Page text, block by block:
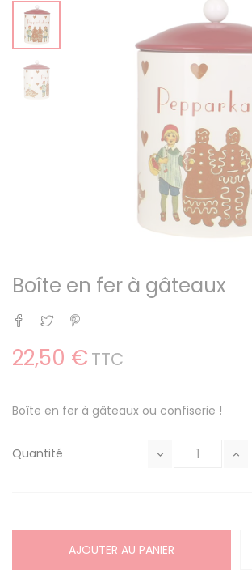
Boîte en fer à gâteaux
Partager
Tweet
22,50 € TTC
Boîte en fer à gâteaux ou confiserie !
Quantité
AJOUTER AU PANIER